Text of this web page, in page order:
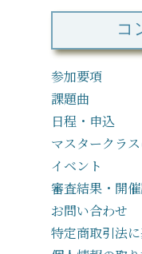
コ
参加要項
課題曲
日程・申込
マスタークラ
イベント
審査結果・開
お問い合わせ
特定商取引法